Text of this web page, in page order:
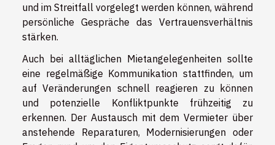
und im Streitfall vorgelegt werden können, während
persönliche Gespräche das Vertrauensverhältnis
stärken.
Auch bei alltäglichen Mietangelegenheiten sollte
eine regelmäßige Kommunikation stattfinden, um
auf Veränderungen schnell reagieren zu können
und potenzielle Konfliktpunkte frühzeitig zu
erkennen. Der Austausch mit dem Vermieter über
anstehende Reparaturen, Modernisierungen oder